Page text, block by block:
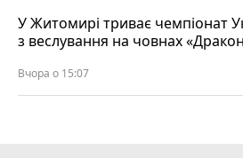
У Житомирі триває чемпіонат
з веслування на човнах
Вчора о 15:07